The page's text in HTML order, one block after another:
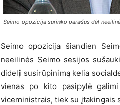
Seimo opozicija surinko parašus dėl
Seimo opozicija šiandien
neeilinės Seimo sesijos
didelį susirūpinimą kelia
vienas po kito pasipylė
viceministrais, tiek su įtakingais